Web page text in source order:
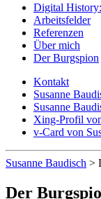
Digital
Arbeitsfelder
Referenzen
Über mich
Der Burgspion
Kontakt
Susanne
Susanne
Xing-Profil
v-Card von
Susanne Baudisch >
Der